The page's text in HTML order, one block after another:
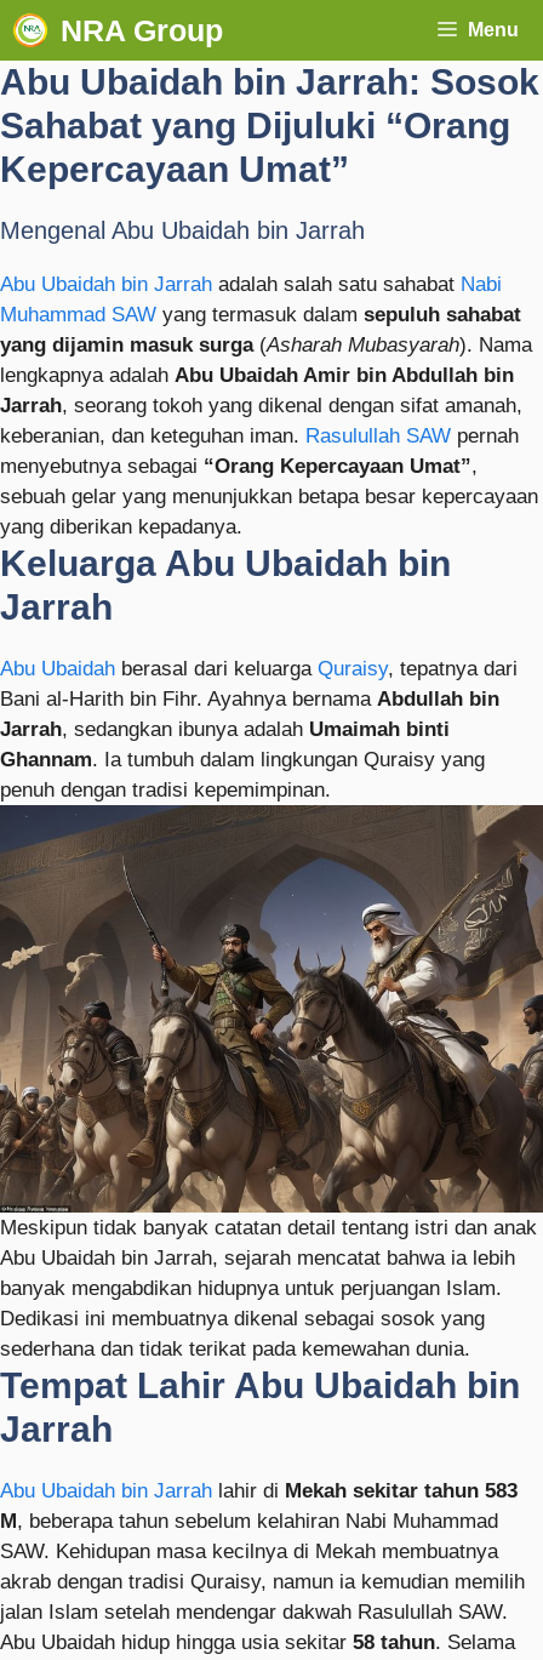
NRA Group Menu
Abu Ubaidah bin Jarrah: Sosok
Sahabat yang Dijuluki “Orang
Kepercayaan Umat”
Mengenal Abu Ubaidah bin Jarrah
Abu Ubaidah bin Jarrah adalah salah satu sahabat Nabi
Muhammad SAW yang termasuk dalam sepuluh sahabat
yang dijamin masuk surga(Asharah Mubasyarah). Nama
lengkapnya adalah Abu Ubaidah Amir bin Abdullah bin
Jarrah, seorang tokoh yang dikenal dengan sifat amanah,
keberanian, dan keteguhan iman. Rasulullah SAW pernah
menyebutnya sebagai “Orang Kepercayaan Umat”,
sebuah gelar yang menunjukkan betapa besar kepercayaan
yang diberikan kepadanya.
Keluarga Abu Ubaidah bin
Jarrah
Abu Ubaidah berasal dari keluarga Quraisy, tepatnya dari
Bani al-Harith bin Fihr. Ayahnya bernama Abdullah bin
Jarrah, sedangkan ibunya adalah Umaimah binti
Ghannam. Ia tumbuh dalam lingkungan Quraisy yang
penuh dengan tradisi kepemimpinan.
Meskipun tidak banyak catatan detail tentang istri dan anak
Abu Ubaidah bin Jarrah, sejarah mencatat bahwa ia lebih
banyak mengabdikan hidupnya untuk perjuangan Islam.
Dedikasi ini membuatnya dikenal sebagai sosok yang
sederhana dan tidak terikat pada kemewahan dunia.
Tempat Lahir Abu Ubaidah bin
Jarrah
Abu Ubaidah bin Jarrah lahir di Mekah sekitar tahun 583
M, beberapa tahun sebelum kelahiran Nabi Muhammad
SAW. Kehidupan masa kecilnya di Mekah membuatnya
akrab dengan tradisi Quraisy, namun ia kemudian memilih
jalan Islam setelah mendengar dakwah Rasulullah SAW.
Abu Ubaidah hidup hingga usia sekitar 58 tahun. Selama